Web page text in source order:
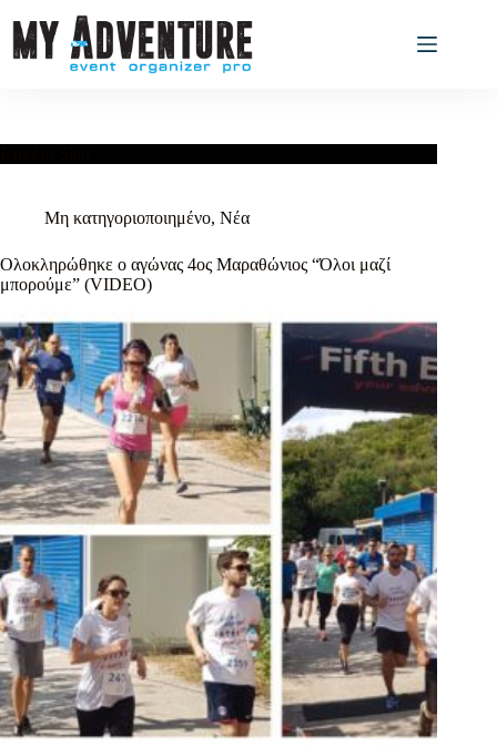
Μη κατηγοριοποιημένο, Νέα
Ολοκληρώθηκε ο αγώνας 4ος Μαραθώνιος “Όλοι μαζί
μπορούμε” (VIDEO)